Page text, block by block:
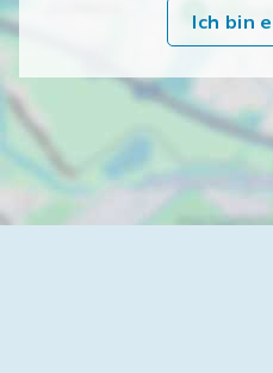
Ich bin